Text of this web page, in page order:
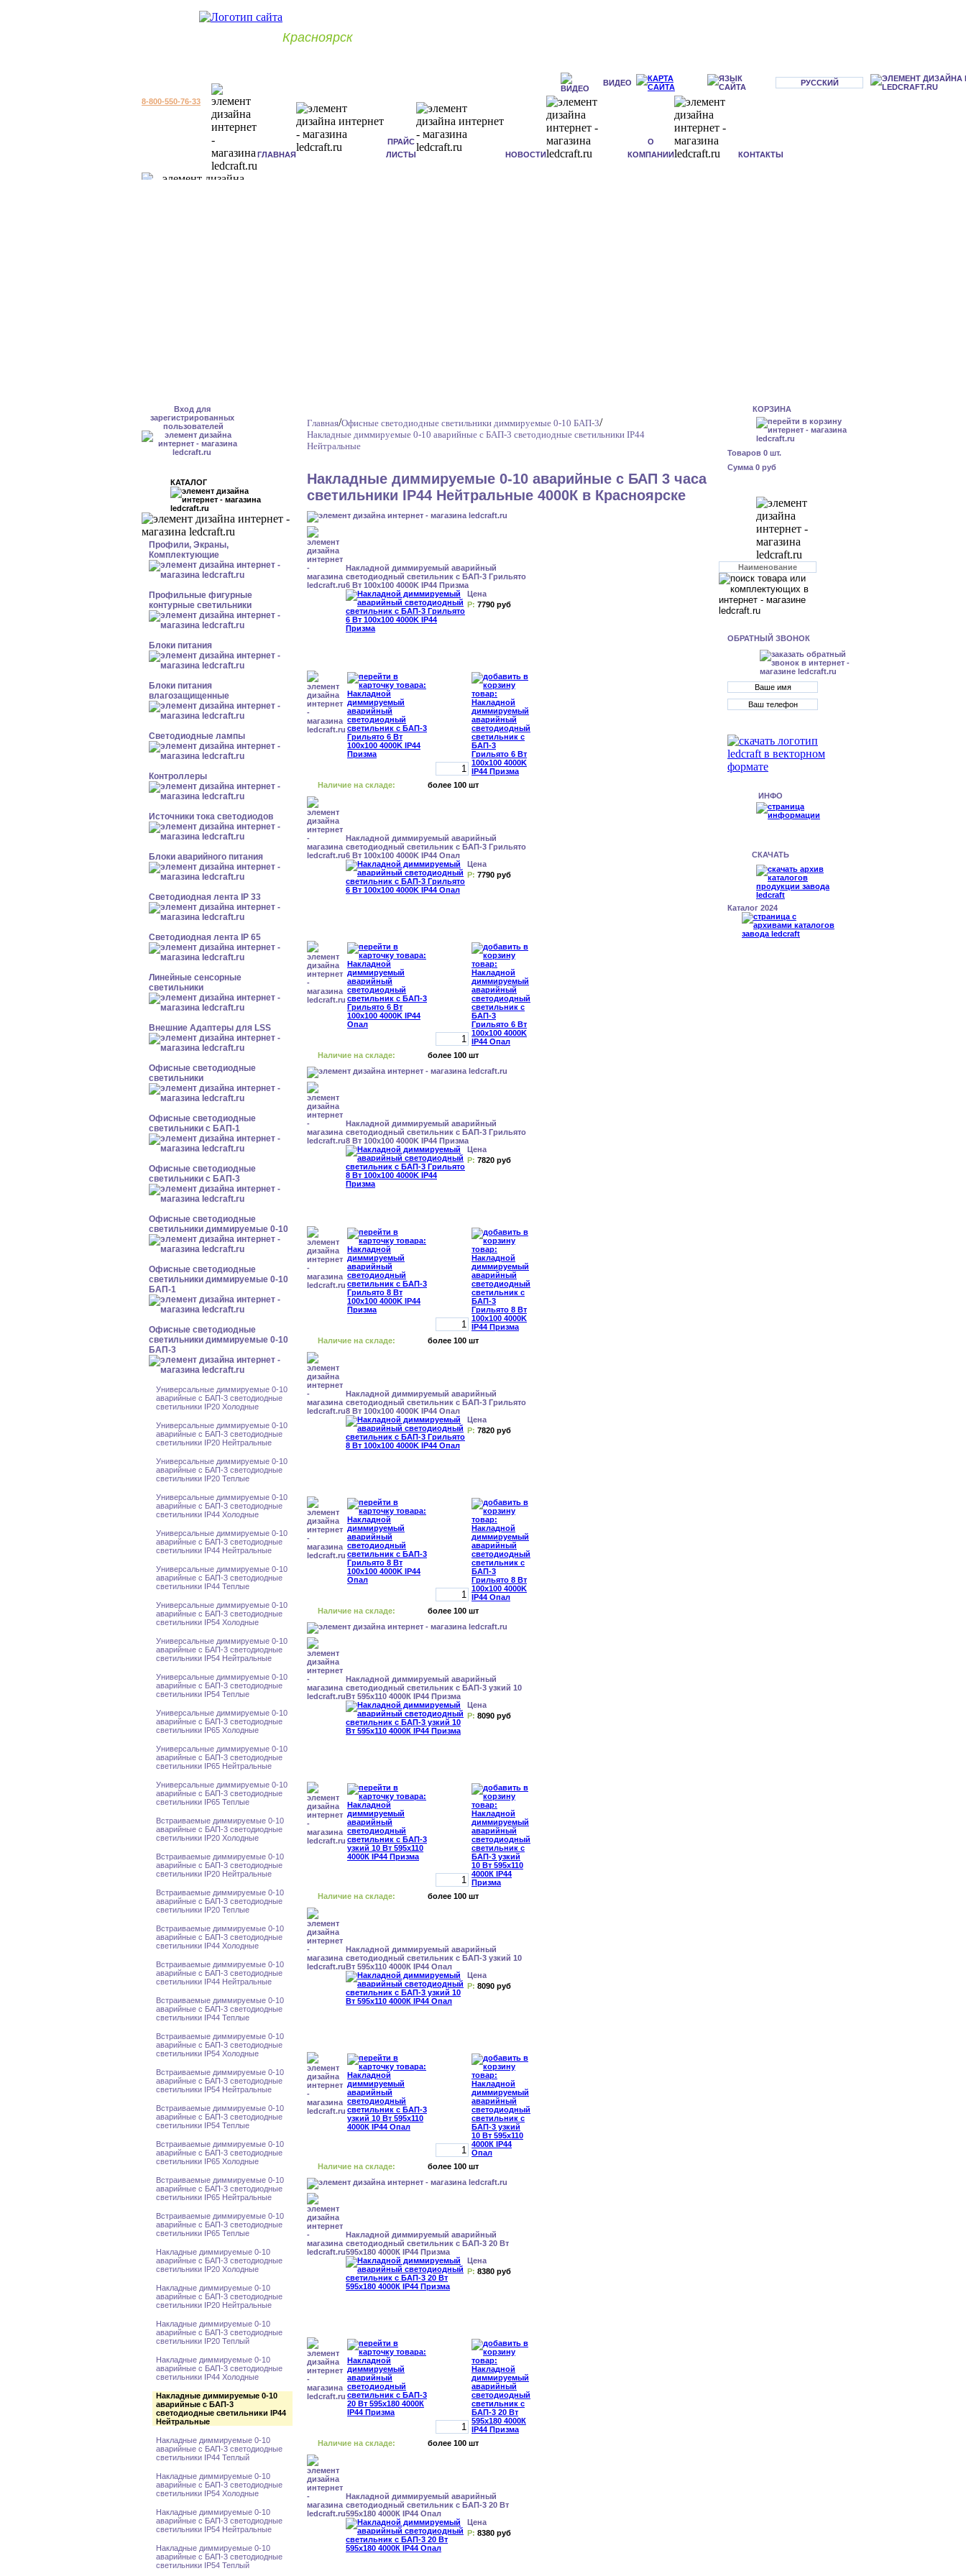
Красноярск
ВИДЕО РУССКИЙ
8-800-550-76-33
ГЛАВНАЯ
ПРАЙС
ЛИСТЫ
НОВОСТИ
О
КОМПАНИИ
КОНТАКТЫ
Вход для
зарегистрированных
пользователей
КАТАЛОГ
Профили, Экраны,
Комплектующие
Профильные фигурные
контурные светильники
Блоки питания
Блоки питания
влагозащищенные
Светодиодные лампы
Контроллеры
Источники тока светодиодов
Блоки аварийного питания
Светодиодная лента IP 33
Светодиодная лента IP 65
Линейные сенсорные
светильники
Внешние Адаптеры для LSS
Офисные светодиодные
светильники
Офисные светодиодные
светильники с БАП-1
Офисные светодиодные
светильники с БАП-3
Офисные светодиодные
светильники диммируемые 0-10
Офисные светодиодные
светильники диммируемые 0-10
БАП-1
Офисные светодиодные
светильники диммируемые 0-10
БАП-3
Универсальные диммируемые 0-10
аварийные с БАП-3 светодиодные
светильники IP20 Холодные
Универсальные диммируемые 0-10
аварийные с БАП-3 светодиодные
светильники IP20 Нейтральные
Универсальные диммируемые 0-10
аварийные с БАП-3 светодиодные
светильники IP20 Теплые
Универсальные диммируемые 0-10
аварийные с БАП-3 светодиодные
светильники IP44 Холодные
Универсальные диммируемые 0-10
аварийные с БАП-3 светодиодные
светильники IP44 Нейтральные
Универсальные диммируемые 0-10
аварийные с БАП-3 светодиодные
светильники IP44 Теплые
Универсальные диммируемые 0-10
аварийные с БАП-3 светодиодные
светильники IP54 Холодные
Универсальные диммируемые 0-10
аварийные с БАП-3 светодиодные
светильники IP54 Нейтральные
Универсальные диммируемые 0-10
аварийные с БАП-3 светодиодные
светильники IP54 Теплые
Универсальные диммируемые 0-10
аварийные с БАП-3 светодиодные
светильники IP65 Холодные
Универсальные диммируемые 0-10
аварийные с БАП-3 светодиодные
светильники IP65 Нейтральные
Универсальные диммируемые 0-10
аварийные с БАП-3 светодиодные
светильники IP65 Теплые
Встраиваемые диммируемые 0-10
аварийные с БАП-3 светодиодные
светильники IP20 Холодные
Встраиваемые диммируемые 0-10
аварийные с БАП-3 светодиодные
светильники IP20 Нейтральные
Встраиваемые диммируемые 0-10
аварийные с БАП-3 светодиодные
светильники IP20 Теплые
Встраиваемые диммируемые 0-10
аварийные с БАП-3 светодиодные
светильники IP44 Холодные
Встраиваемые диммируемые 0-10
аварийные с БАП-3 светодиодные
светильники IP44 Нейтральные
Встраиваемые диммируемые 0-10
аварийные с БАП-3 светодиодные
светильники IP44 Теплые
Встраиваемые диммируемые 0-10
аварийные с БАП-3 светодиодные
светильники IP54 Холодные
Встраиваемые диммируемые 0-10
аварийные с БАП-3 светодиодные
светильники IP54 Нейтральные
Встраиваемые диммируемые 0-10
аварийные с БАП-3 светодиодные
светильники IP54 Теплые
Встраиваемые диммируемые 0-10
аварийные с БАП-3 светодиодные
светильники IP65 Холодные
Встраиваемые диммируемые 0-10
аварийные с БАП-3 светодиодные
светильники IP65 Нейтральные
Встраиваемые диммируемые 0-10
аварийные с БАП-3 светодиодные
светильники IP65 Теплые
Накладные диммируемые 0-10
аварийные с БАП-3 светодиодные
светильники IP20 Холодные
Накладные диммируемые 0-10
аварийные с БАП-3 светодиодные
светильники IP20 Нейтральные
Накладные диммируемые 0-10
аварийные с БАП-3 светодиодные
светильники IP20 Теплый
Накладные диммируемые 0-10
аварийные с БАП-3 светодиодные
светильники IP44 Холодные
Накладные диммируемые 0-10
аварийные с БАП-3
светодиодные светильники IP44
Нейтральные
Накладные диммируемые 0-10
аварийные с БАП-3 светодиодные
светильники IP44 Теплый
Накладные диммируемые 0-10
аварийные с БАП-3 светодиодные
светильники IP54 Холодные
Накладные диммируемые 0-10
аварийные с БАП-3 светодиодные
светильники IP54 Нейтральные
Накладные диммируемые 0-10
аварийные с БАП-3 светодиодные
светильники IP54 Теплый
Главная/Офисные светодиодные светильники диммируемые 0-10 БАП-3/
Накладные диммируемые 0-10 аварийные с БАП-3 светодиодные светильники IP44
Нейтральные
Накладные диммируемые 0-10 аварийные с БАП 3 часа
светильники IP44 Нейтральные 4000К в Красноярске
Накладной диммируемый аварийный
светодиодный светильник с БАП-3 Грильято
6 Вт 100x100 4000K IP44 Призма
Цена
Р: 7790 руб
Наличие на складе: более 100 шт
Накладной диммируемый аварийный
светодиодный светильник с БАП-3 Грильято
6 Вт 100x100 4000K IP44 Опал
Цена
Р: 7790 руб
Наличие на складе: более 100 шт
Накладной диммируемый аварийный
светодиодный светильник с БАП-3 Грильято
8 Вт 100x100 4000K IP44 Призма
Цена
Р: 7820 руб
Наличие на складе: более 100 шт
Накладной диммируемый аварийный
светодиодный светильник с БАП-3 Грильято
8 Вт 100x100 4000K IP44 Опал
Цена
Р: 7820 руб
Наличие на складе: более 100 шт
Накладной диммируемый аварийный
светодиодный светильник с БАП-3 узкий 10
Вт 595x110 4000К IP44 Призма
Цена
Р: 8090 руб
Наличие на складе: более 100 шт
Накладной диммируемый аварийный
светодиодный светильник с БАП-3 узкий 10
Вт 595x110 4000К IP44 Опал
Цена
Р: 8090 руб
Наличие на складе: более 100 шт
Накладной диммируемый аварийный
светодиодный светильник с БАП-3 20 Вт
595x180 4000К IP44 Призма
Цена
Р: 8380 руб
Наличие на складе: более 100 шт
Накладной диммируемый аварийный
светодиодный светильник с БАП-3 20 Вт
595x180 4000К IP44 Опал
Цена
Р: 8380 руб
КОРЗИНА
Товаров 0 шт.
Сумма 0 руб
ОБРАТНЫЙ ЗВОНОК
ИНФО
СКАЧАТЬ
Каталог 2024